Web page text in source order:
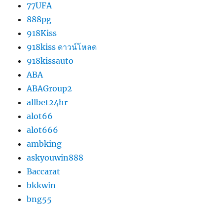
77UFA
888pg
918Kiss
918kiss ดาวน์โหลด
918kissauto
ABA
ABAGroup2
allbet24hr
alot66
alot666
ambking
askyouwin888
Baccarat
bkkwin
bng55